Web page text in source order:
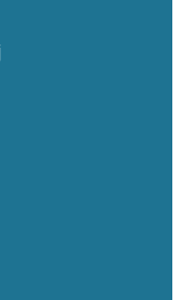
মাটি
মধ্যে তালামীযের